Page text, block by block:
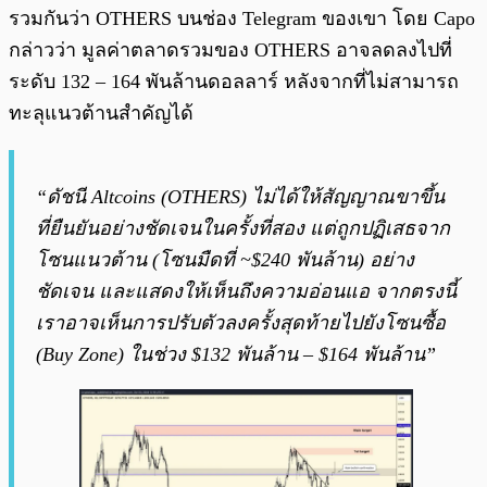
รวมกันว่า OTHERS บนช่อง Telegram ของเขา โดย Capo
กล่าวว่า มูลค่าตลาดรวมของ OTHERS อาจลดลงไปที่
ระดับ 132 – 164 พันล้านดอลลาร์ หลังจากที่ไม่สามารถ
ทะลุแนวต้านสำคัญได้
“ดัชนี Altcoins (OTHERS) ไม่ได้ให้สัญญาณขาขึ้น
ที่ยืนยันอย่างชัดเจนในครั้งที่สอง แต่ถูกปฏิเสธจาก
โซนแนวต้าน (โซนมืดที่ ~$240 พันล้าน) อย่าง
ชัดเจน และแสดงให้เห็นถึงความอ่อนแอ จากตรงนี้
เราอาจเห็นการปรับตัวลงครั้งสุดท้ายไปยังโซนซื้อ
(Buy Zone) ในช่วง $132 พันล้าน – $164 พันล้าน”